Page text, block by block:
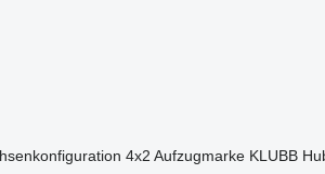
4x2 Aufzugmarke KLUBB